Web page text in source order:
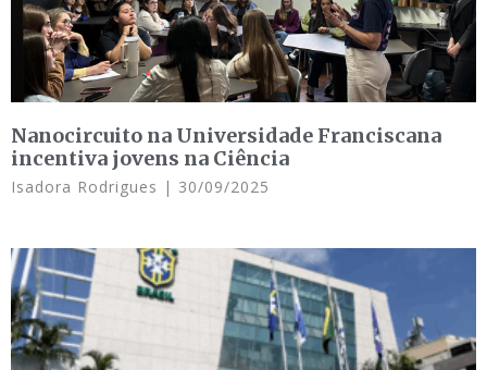
Nanocircuito na Universidade Franciscana
incentiva jovens na Ciência
Isadora Rodrigues 30/09/2025